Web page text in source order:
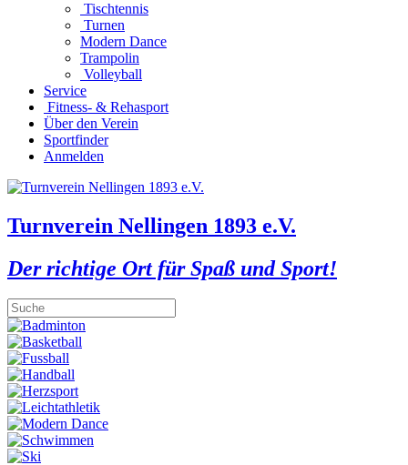
Tischtennis
Turnen
Modern Dance
Trampolin
Volleyball
Service
Fitness- & Rehasport
Über den Verein
Sportfinder
Anmelden
Turnverein Nellingen 1893 e.V.
Der richtige Ort für Spaß und Sport!